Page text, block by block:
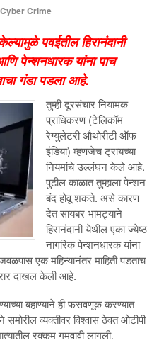
Cyber Crime
पवईतील हिरानंदानी
पेन्शनधारक यांना पाच
गंडा पडला आहे.
तुम्ही दूरसंचार नियामक
प्राधिकरण (टेलिकॉम
रेग्युलेटरी औथोरीटी ऑफ
इंडिया) म्हणजेच ट्रायच्या
नियमांचे उल्लंघन केले आहे.
पुढील काळात तुम्हाला पेन्शन
बंद होवू शकते. असे कारण
देत सायबर भामट्याने
हिरानंदानी येथील एका ज्येष्ठ
नागरिक पेन्शनधारक यांना
एक महिन्यानंतर माहिती पडताच
दाखल केली आहे.
बहाण्याने ही फसवणूक करण्यात
व्यक्तीवर विश्वास ठेवत ओटीपी
रक्कम गमवावी लागली.